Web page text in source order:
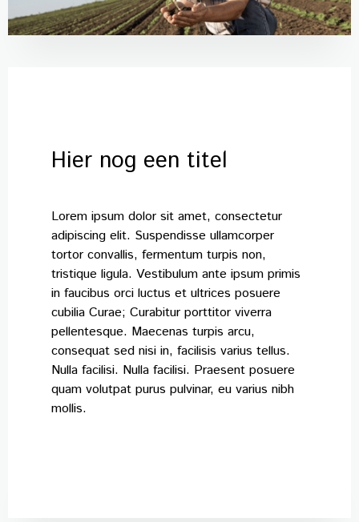
Hier nog een titel
Lorem ipsum dolor sit amet, consectetur
adipiscing elit. Suspendisse ullamcorper
tortor convallis, fermentum turpis non,
tristique ligula. Vestibulum ante ipsum primis
in faucibus orci luctus et ultrices posuere
cubilia Curae; Curabitur porttitor viverra
pellentesque. Maecenas turpis arcu,
consequat sed nisi in, facilisis varius tellus.
Nulla facilisi. Nulla facilisi. Praesent posuere
quam volutpat purus pulvinar, eu varius nibh
mollis.